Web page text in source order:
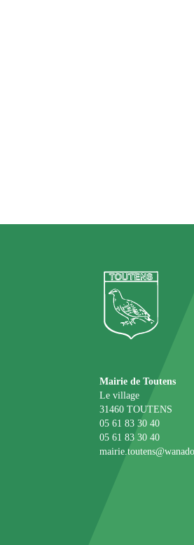
Mairie de Toutens
Le village
31460 TOUTENS
05 61 83 30 40
05 61 83 30 40